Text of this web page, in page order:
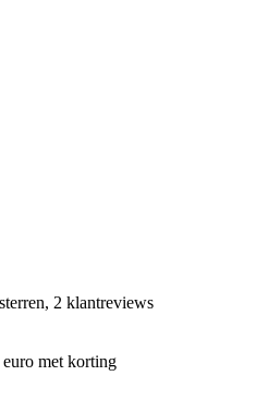
2 klantreviews
met korting